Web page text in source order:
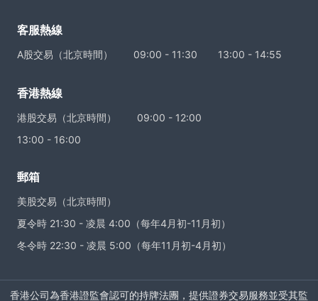
客服熱線
A股交易（北京時間） 09:00 - 11:30 13:00 - 14:55
香港熱線
港股交易（北京時間）
09:00 - 12:00
13:00 - 16:00
郵箱
美股交易（北京時間）
夏令時 21:30 - 凌晨 4:00（每年4月初-11月初）
冬令時 22:30 - 凌晨 5:00（每年11月初-4月初）
香港公司為香港證監會認可的持牌法團，提供證券交易服務並受其監